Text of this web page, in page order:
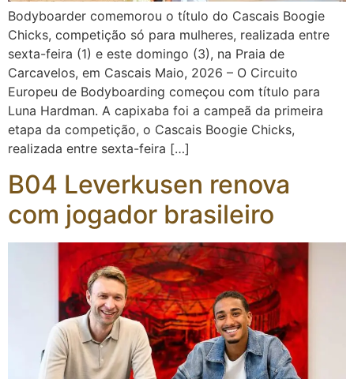
Bodyboarder comemorou o título do Cascais Boogie
Chicks, competição só para mulheres, realizada entre
sexta-feira (1) e este domingo (3), na Praia de
Carcavelos, em Cascais Maio, 2026 – O Circuito
Europeu de Bodyboarding começou com título para
Luna Hardman. A capixaba foi a campeã da primeira
etapa da competição, o Cascais Boogie Chicks,
realizada entre sexta-feira […]
B04 Leverkusen renova
com jogador brasileiro